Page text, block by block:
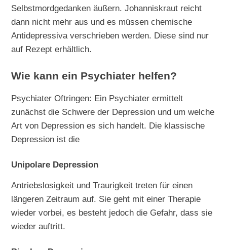
Selbstmordgedanken äußern. Johanniskraut reicht
dann nicht mehr aus und es müssen chemische
Antidepressiva verschrieben werden. Diese sind nur
auf Rezept erhältlich.
Wie kann ein Psychiater helfen?
Psychiater Oftringen: Ein Psychiater ermittelt
zunächst die Schwere der Depression und um welche
Art von Depression es sich handelt. Die klassische
Depression ist die
Unipolare Depression
Antriebslosigkeit und Traurigkeit treten für einen
längeren Zeitraum auf. Sie geht mit einer Therapie
wieder vorbei, es besteht jedoch die Gefahr, dass sie
wieder auftritt.